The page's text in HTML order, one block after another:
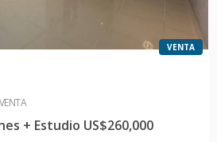
VENTA
VENTA
+ Estudio US$260,000